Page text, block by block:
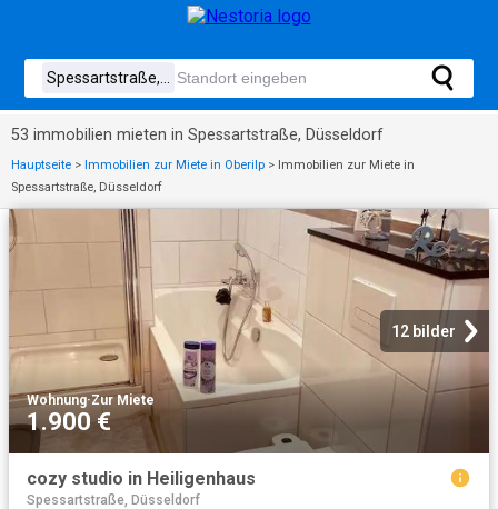
53 immobilien mieten in Spessartstraße, Düsseldorf
Hauptseite > Immobilien zur Miete in Oberilp > Immobilien zur Miete in
Spessartstraße, Düsseldorf
12 bilder
Wohnung·Zur Miete
1.900 €
cozy studio in Heiligenhaus
Spessartstraße, Düsseldorf